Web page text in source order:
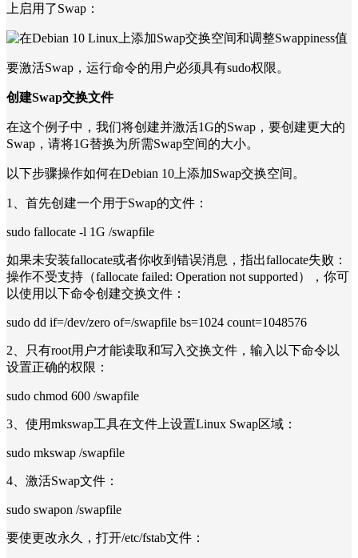
上启用了Swap：
要激活Swap，运行命令的用户必须具有sudo权限。
创建Swap交换文件
在这个例子中，我们将创建并激活1G的Swap，要创建更大的
Swap，请将1G替换为所需Swap空间的大小。
以下步骤操作如何在Debian 10上添加Swap交换空间。
1、首先创建一个用于Swap的文件：
sudo fallocate -l 1G /swapfile
如果未安装fallocate或者你收到错误消息，指出fallocate失败：
操作不受支持（fallocate failed: Operation not supported），你可
以使用以下命令创建交换文件：
sudo dd if=/dev/zero of=/swapfile bs=1024 count=1048576
2、只有root用户才能读取和写入交换文件，输入以下命令以
设置正确的权限：
sudo chmod 600 /swapfile
3、使用mkswap工具在文件上设置Linux Swap区域：
sudo mkswap /swapfile
4、激活Swap文件：
sudo swapon /swapfile
要使更改永久，打开/etc/fstab文件：